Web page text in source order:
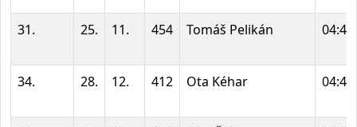
31. 25. 11. 454 Tomáš Pelikán
34. 28. 12. 412 Ota Kéhar